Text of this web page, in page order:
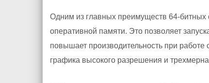
Одним из главных преимуществ 64-битных
оперативной памяти. Это позволяет
повышает производительность при работе
графика высокого разрешения и